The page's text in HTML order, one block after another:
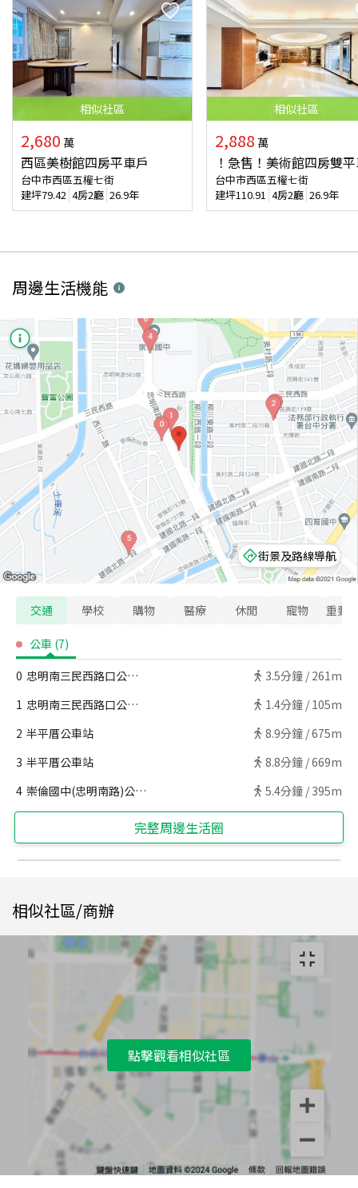
相似社區
2,680 萬
西區美樹館四房平車戶
台中市西區五權七街
建坪79.42 4房2廳 26.9年
相似社區
2,888 萬
！急售！美術館四房雙
台中市西區五權七街
建坪110.91 4房2廳 26.9年
周邊生活機能
街景及路線導航
交通 學校 購物 醫療 休閒 寵物 重要
公車 (7)
0 忠明南三民西路口公車站 3.5分鐘 / 261m
1 忠明南三民西路口公車站 1.4分鐘 / 105m
2 半平厝公車站 8.9分鐘 /675m
3 半平厝公車站 8.8分鐘 /669m
4 崇倫國中(忠明南路)公車站 5.4分鐘 / 395m
完整周邊生活圈
相似社區/商辦
點擊觀看相似社區